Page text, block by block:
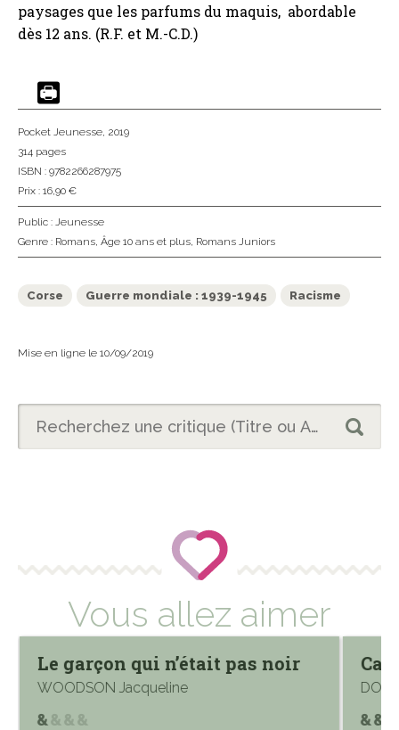
paysages que les parfums du maquis, abordable
dès 12 ans. (R.F. et M.-C.D.)
Pocket Jeunesse, 2019
314 pages
ISBN : 9782266287975
Prix : 16,90 €
Public : Jeunesse
Genre : Romans, Âge 10 ans et plus, Romans Juniors
Corse Guerre mondiale : 1939-1945 Racisme
Mise en ligne le 10/09/2019
Vous allez aimer
Le garçon qui n’était pas noir
WOODSON Jacqueline